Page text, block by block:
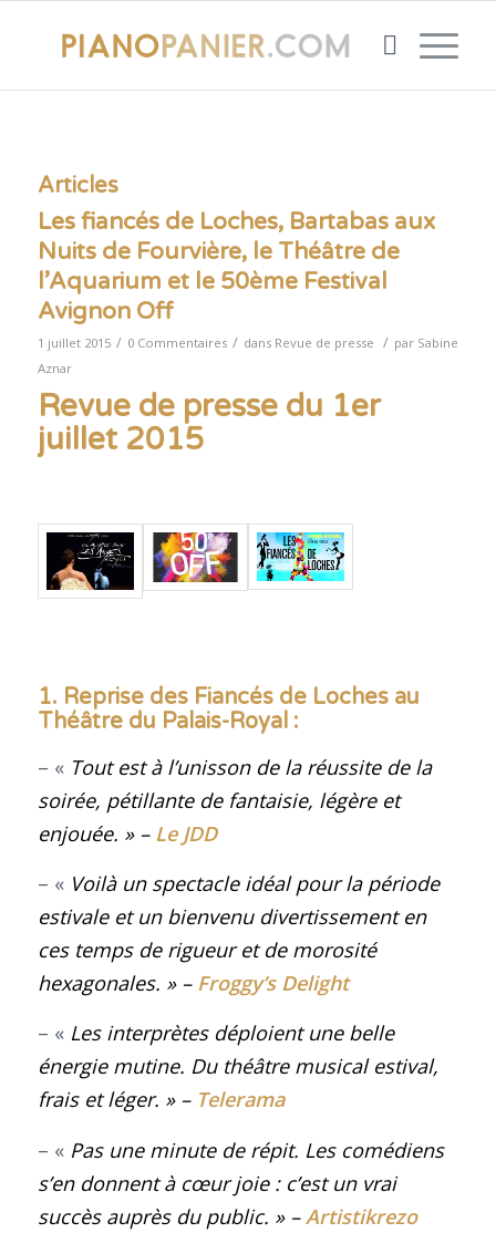
Articles
Les fiancés de Loches, Bartabas aux
Nuits de Fourvière, le Théâtre de
l’Aquarium et le 50ème Festival
Avignon Off
1 juillet 2015 / 0 Commentaires / dans Revue de presse / par Sabine
Aznar
Revue de presse du 1er
juillet 2015
1. Reprise des Fiancés de Loches au
Théâtre du Palais-Royal:
– « Tout est à l’unisson de la réussite de la
soirée, pétillante de fantaisie, légère et
enjouée. » – Le JDD
– « Voilà un spectacle idéal pour la période
estivale et un bienvenu divertissement en
ces temps de rigueur et de morosité
hexagonales. » – Froggy’s Delight
– « Les interprètes déploient une belle
énergie mutine. Du théâtre musical estival,
frais et léger. » – Telerama
– « Pas une minute de répit. Les comédiens
s’en donnent à cœur joie : c’est un vrai
succès auprès du public. » – Artistikrezo